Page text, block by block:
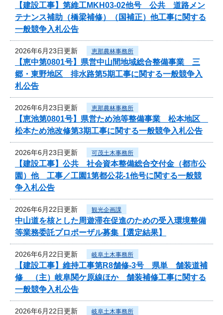
【建設工事】第維工MKH03-02他号 公共 道路メン
テナンス補助（橋梁補修）（国補正）他工事に関する
一般競争入札公告
2026年6月23日更新 恵那農林事務所
【恵中第0801号】県営中山間地域総合整備事業 三
郷・東野地区 排水路第5期工事に関する一般競争入
札公告
2026年6月23日更新 恵那農林事務所
【恵池第0801号】県営ため池等整備事業 松本地区
松本ため池改修第3期工事に関する一般競争入札公告
2026年6月23日更新 可茂土木事務所
【建設工事】公共 社会資本整備総合交付金（都市公
園）他 工事／工園1第都公花-1他号に関する一般競
争入札公告
2026年6月22日更新 観光企画課
中山道を核とした周遊滞在促進のための受入環境整備
等業務委託プロポーザル募集【選定結果】
2026年6月22日更新 岐阜土木事務所
【建設工事】維持工事第R8舗修-3号 県単 舗装道補
修 （主）岐阜関ケ原線ほか 舗装補修工事に関する
一般競争入札公告
2026年6月22日更新 岐阜土木事務所